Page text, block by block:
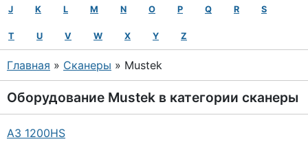
J K L M N O P Q R S
T U V W X Y Z
Главная » Сканеры » Mustek
Оборудование Mustek в категории сканеры
A3 1200HS